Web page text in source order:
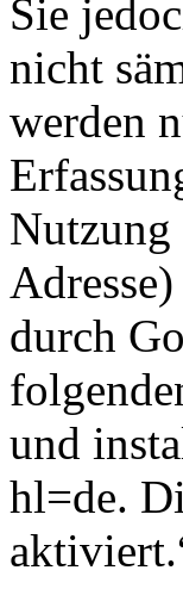
Sie
nicht
werden
Nutzung
durch
und
hl=de.